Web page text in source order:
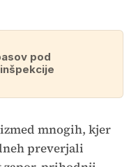
pod
mnogih, kjer
preverjali